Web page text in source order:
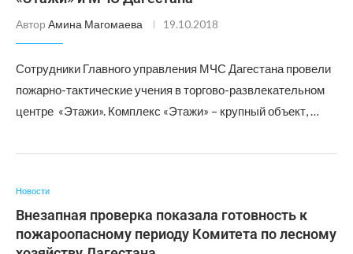
Автор Амина Магомаева 19.10.2018
Сотрудники Главного управления МЧС Дагестана провели
пожарно-тактические учения в торгово-развлекательном
центре «Этажи». Комплекс «Этажи» – крупный объект, …
Новости
Внезапная проверка показала готовность к
пожароопасному периоду Комитета по лесному